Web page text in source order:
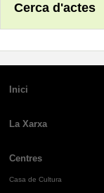
Cerca d'actes
Inici
La Xarxa
Centres
Casa de Cultura